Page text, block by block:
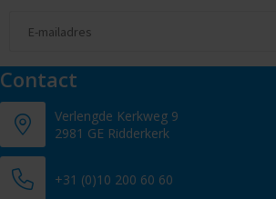
Contact
Verlengde Kerkweg 9
2981 GE Ridderkerk
+31 (0)10 200 60 60